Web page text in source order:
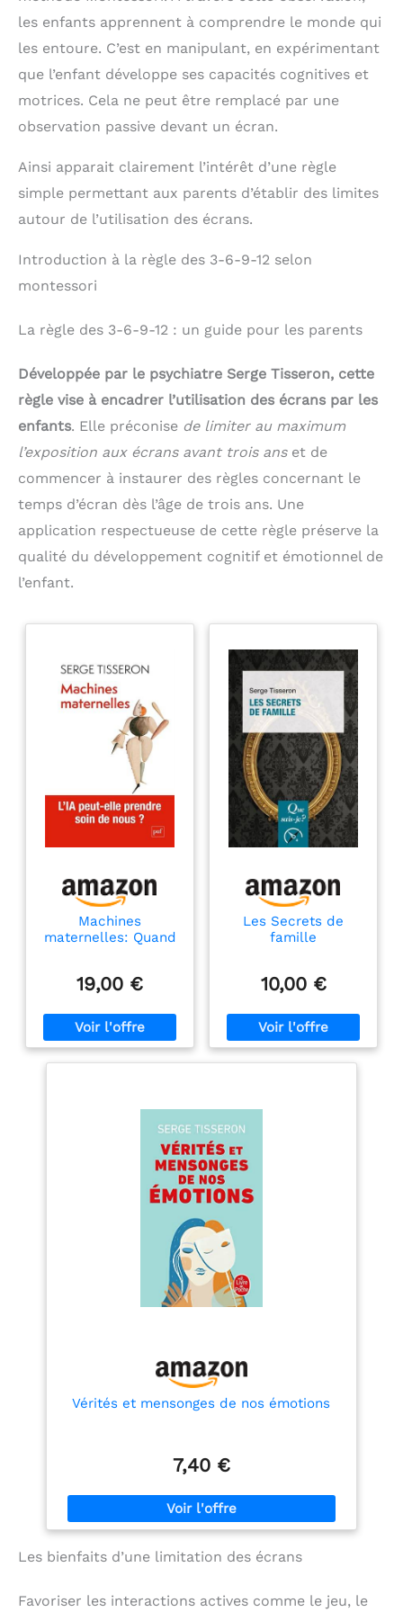
Apprendre de manière ludique avec des couleurs,
des chiffres, des signes mathématiques, cela rend
l'apprentissage amusant, enrichit l'imagination des
enfants, stimule la pensée logique. ◆Largement
application:Bâtons d'intelligence mathématique
colorée non seulement pour les mathématiques
mais aussi pour le jeu imaginatif et créatif, c'est une
les enfants apprennent à comprendre le monde qui
les entoure. C’est en manipulant, en expérimentant
que l’enfant développe ses capacités cognitives et
motrices. Cela ne peut être remplacé par une
observation passive devant un écran.
Ainsi apparait clairement l’intérêt d’une règle
simple permettant aux parents d’établir des limites
autour de l’utilisation des écrans.
Introduction à la règle des 3-6-9-12 selon
montessori
La règle des 3-6-9-12 : un guide pour les parents
Développée par le psychiatre Serge Tisseron, cette
règle vise à encadrer l’utilisation des écrans par les
enfants. Elle préconise de limiter au maximum
l’exposition aux écrans avant trois anset de
commencer à instaurer des règles concernant le
temps d’écran dès l’âge de trois ans. Une
application respectueuse de cette règle préserve la
qualité du développement cognitif et émotionnel de
l’enfant.
Machines
maternelles: Quand
19,00 €
Les Secrets de
famille
10,00 €
Vérités et mensonges de nos émotions
7,40 €
Les bienfaits d’une limitation des écrans
Favoriser les interactions actives comme le jeu, le